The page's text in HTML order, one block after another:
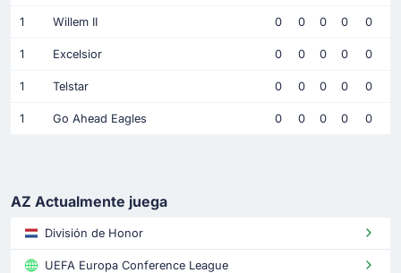
1 Willem II 0 0 0 0 0
1 Excelsior 0 0 0 0 0
1 Telstar 0 0 0 0 0
1 Go Ahead Eagles 0 0 0 0 0
AZ Actualmente juega
División de Honor
UEFA Europa Conference League